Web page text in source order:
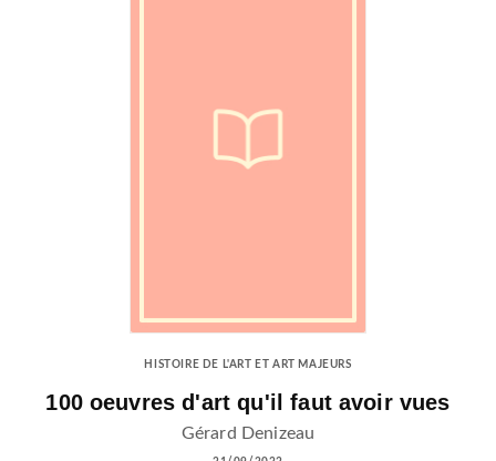
HISTOIRE DE L'ART ET ART MAJEURS
100 oeuvres d'art qu'il faut avoir vues
Gérard Denizeau